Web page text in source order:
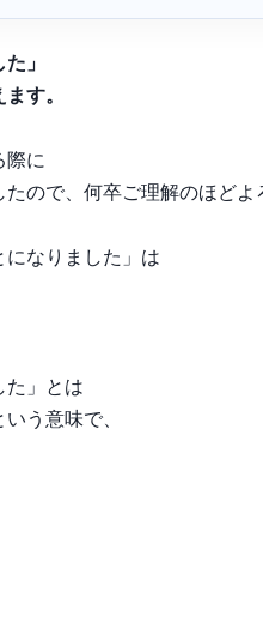
」
す。
際に
ので、何卒ご理解のほどよ
なりました」は
た」とは
う意味で、